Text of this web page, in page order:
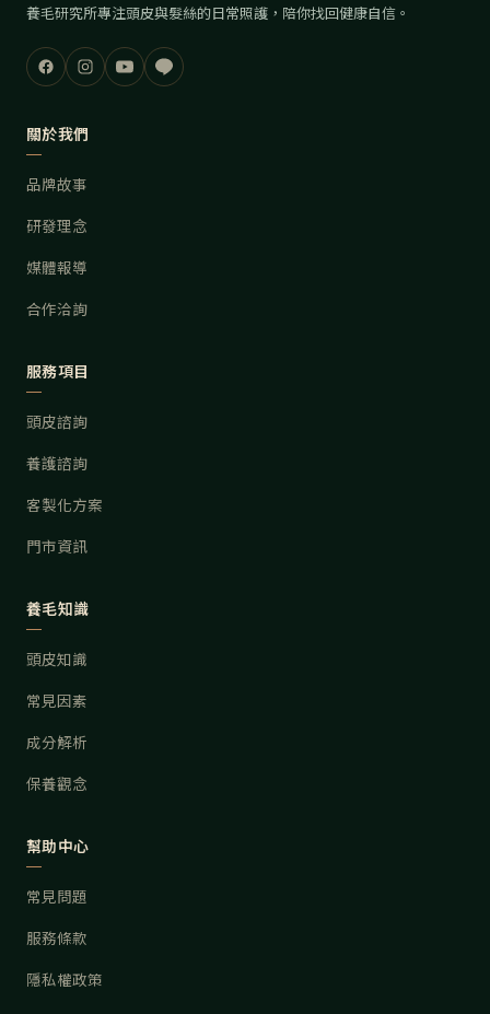
養毛研究所專注頭皮與髮絲的日常照護，陪你找回健康自信。
關於我們
品牌故事
研發理念
媒體報導
合作洽詢
服務項目
頭皮諮詢
養護諮詢
客製化方案
門市資訊
養毛知識
頭皮知識
常見因素
成分解析
保養觀念
幫助中心
常見問題
服務條款
隱私權政策